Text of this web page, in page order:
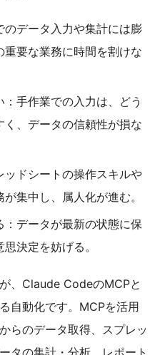
のデータ入力や集計には膨
要な業務に時間を割けな
手作業での入力は、どう
く、データの信頼性が損な
ッドシートの操作スキルや
集中し、属人化が進む。
：データが最新の状態に保
決定を妨げる。
、Claude CodeのMCPと
自動化です。MCPを活用
らのデータ取得、スプレッ